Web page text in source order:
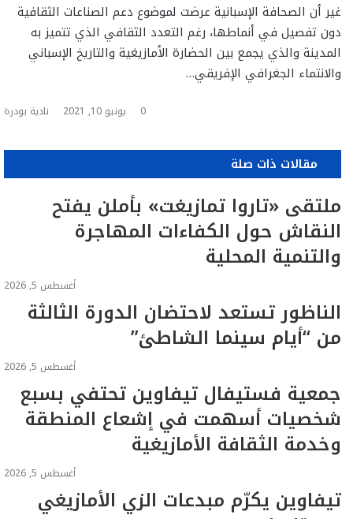
غير أن الصحافة الإسبانية عرضت لموضوع دعم الصناعات الثقافية
دون تفصيل في أنماطها، رغم التعدد الثقافي الذي تتميز به
المدينة والذي يجمع بين الحضارة الأمازيغية والتاريخ الإسباني
والانتماء الجغرافي الإفريقي…
نادية بودرة يونيو 10, 2021 0
مقالات ذات صلة
ملتقى «تاروا تمازيغت» بأملن يفتح
النقاش حول الكفاءات المهاجرة
والتنمية المحلية
أغسطس 5, 2026
الناظور تستعد لاحتضان الدورة الثالثة
من “أيام سينما الشاطئ”
أغسطس 5, 2026
جمعية فستيفال تيفاوين تحتفي بسبع
شخصيات أسهمت في إشعاع المنطقة
وخدمة الثقافة الأمازيغية
أغسطس 5, 2026
تيفاوين يكرّم مبدعات الزي الأمازيغي